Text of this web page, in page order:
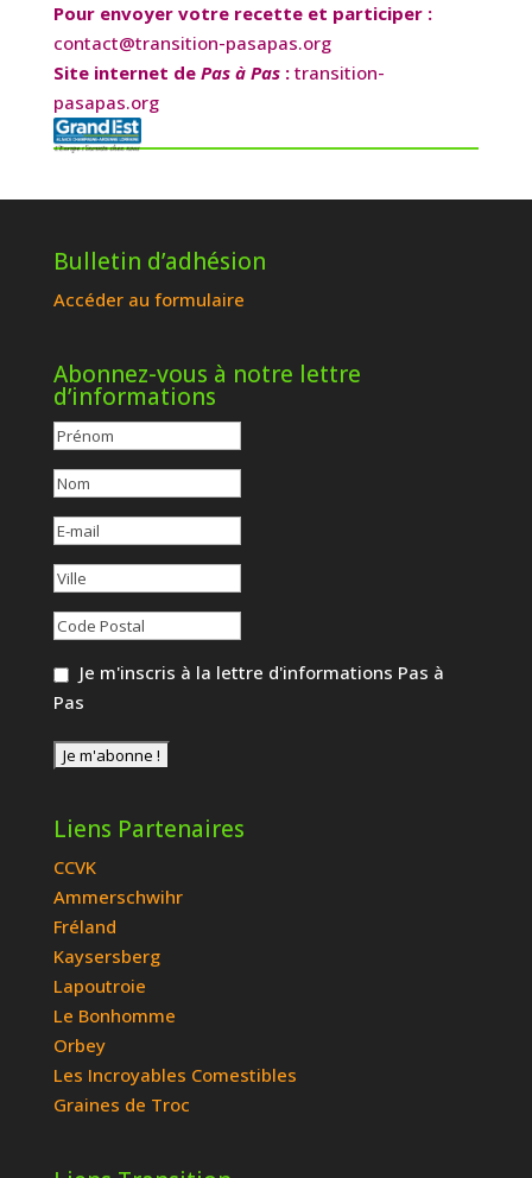
Pour envoyer votre recette et participer :
contact@transition-pasapas.org
Site internet de Pas à Pas:transition-
pasapas.org
Bulletin d’adhésion
Accéder au formulaire
Abonnez-vous à notre lettre
d’informations
Je m'inscris à la lettre d'informations Pas à
Pas
Liens Partenaires
CCVK
Ammerschwihr
Fréland
Kaysersberg
Lapoutroie
Le Bonhomme
Orbey
Les Incroyables Comestibles
Graines de Troc